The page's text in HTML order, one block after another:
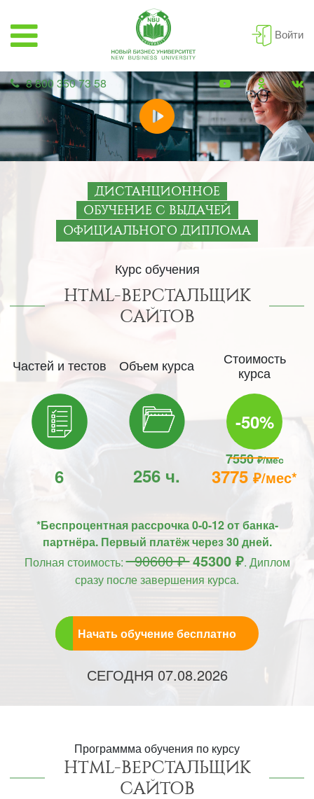
Войти
8 800 350 73 58
ДИСТАНЦИОННОЕ
ОБУЧЕНИЕ С ВЫДАЧЕЙ
ОФИЦИАЛЬНОГО ДИПЛОМА
Курс обучения
HTML-ВЕРСТАЛЬЩИК
САЙТОВ
Частей и тестов
6
Объем курса
256 ч.
Стоимость
курса
-50%
7550₽/мес
3775₽/мес*
*Беспроцентная рассрочка 0-0-12 от банка-
партнёра. Первый платёж через 30 дней.
Полная стоимость:90600 ₽45300 ₽. Диплом
сразу после завершения курса.
Начать обучение бесплатно
СЕГОДНЯ 07.08.2026
Программма обучения по курсу
HTML-ВЕРСТАЛЬЩИК
САЙТОВ